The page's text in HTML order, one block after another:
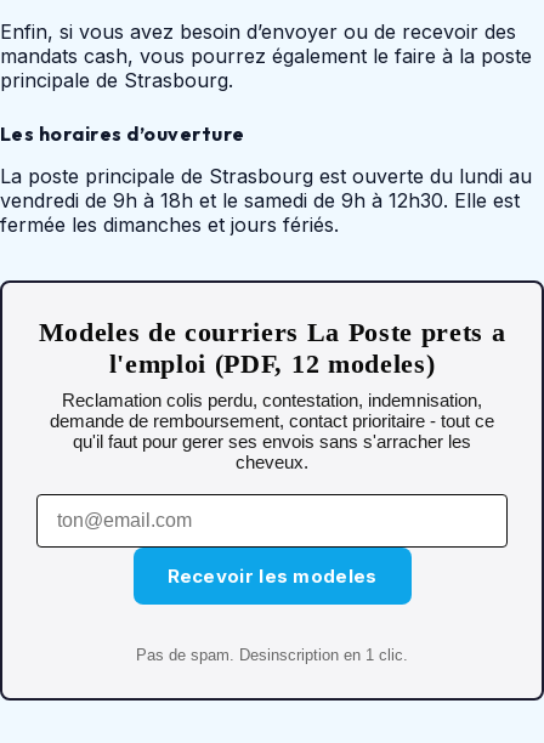
Enfin, si vous avez besoin d’envoyer ou de recevoir des
mandats cash, vous pourrez également le faire à la poste
principale de Strasbourg.
Les horaires d’ouverture
La poste principale de Strasbourg est ouverte du lundi au
vendredi de 9h à 18h et le samedi de 9h à 12h30. Elle est
fermée les dimanches et jours fériés.
Modeles de courriers La Poste prets a
l'emploi (PDF, 12 modeles)
Reclamation colis perdu, contestation, indemnisation,
demande de remboursement, contact prioritaire - tout ce
qu'il faut pour gerer ses envois sans s'arracher les
cheveux.
Recevoir les modeles
Pas de spam. Desinscription en 1 clic.